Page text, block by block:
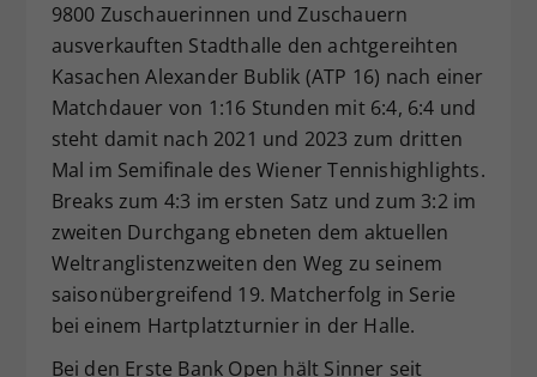
9800 Zuschauerinnen und Zuschauern
ausverkauften Stadthalle den achtgereihten
Kasachen Alexander Bublik (ATP 16) nach einer
Matchdauer von 1:16 Stunden mit 6:4, 6:4 und
steht damit nach 2021 und 2023 zum dritten
Mal im Semifinale des Wiener Tennishighlights.
Breaks zum 4:3 im ersten Satz und zum 3:2 im
zweiten Durchgang ebneten dem aktuellen
Weltranglistenzweiten den Weg zu seinem
saisonübergreifend 19. Matcherfolg in Serie
bei einem Hartplatzturnier in der Halle.
Bei den Erste Bank Open hält Sinner seit